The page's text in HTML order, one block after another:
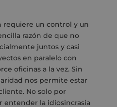
requiere un control y un
razón de que no
juntos y casi
en paralelo con
oficinas a la vez. Sin
nos permite estar
No solo por
entender la idiosincrasia